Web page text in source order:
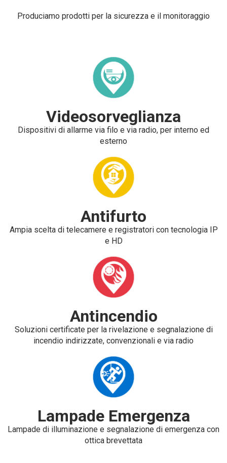
Produciamo prodotti per la sicurezza e il monitoraggio
Videosorveglianza
Dispositivi di allarme via filo e via radio, per interno ed
esterno
Antifurto
Ampia scelta di telecamere e registratori con tecnologia IP
e HD
Antincendio
Soluzioni certificate per la rivelazione e segnalazione di
incendio indirizzate, convenzionali e via radio
Lampade Emergenza
Lampade di illuminazione e segnalazione di emergenza con
ottica brevettata